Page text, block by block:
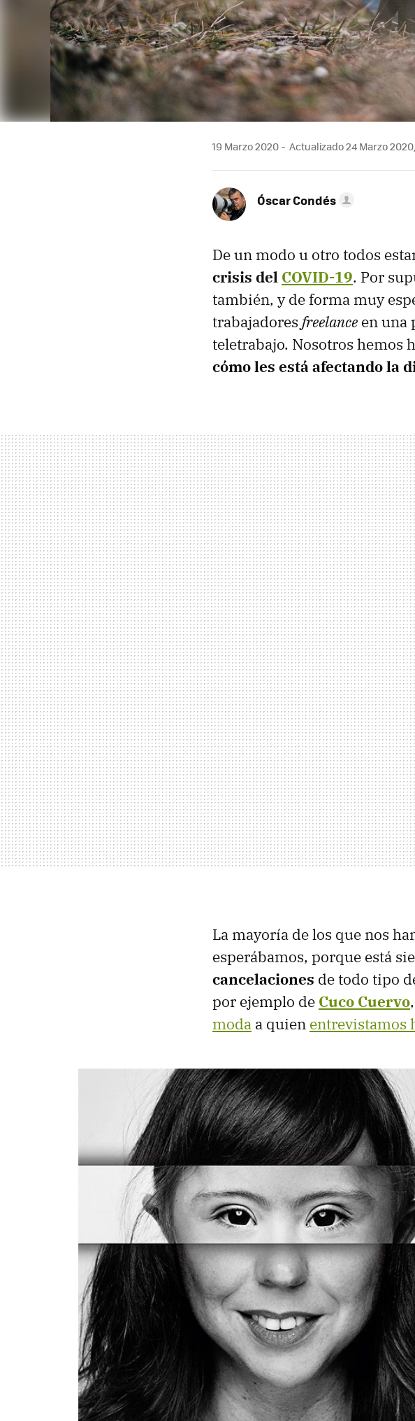
19 Marzo 2020 Actualizado 24 Marzo
Óscar Condés
De un modo u otro todos
crisis del COVID-19. Por
también, y de forma muy
trabajadores freelance en una
teletrabajo. Nosotros hemos
cómo les está afectando la
La mayoría de los que nos
esperábamos, porque está
cancelaciones de todo tipo
por ejemplo de Cuco Cuervo
moda a quien entrevistamos